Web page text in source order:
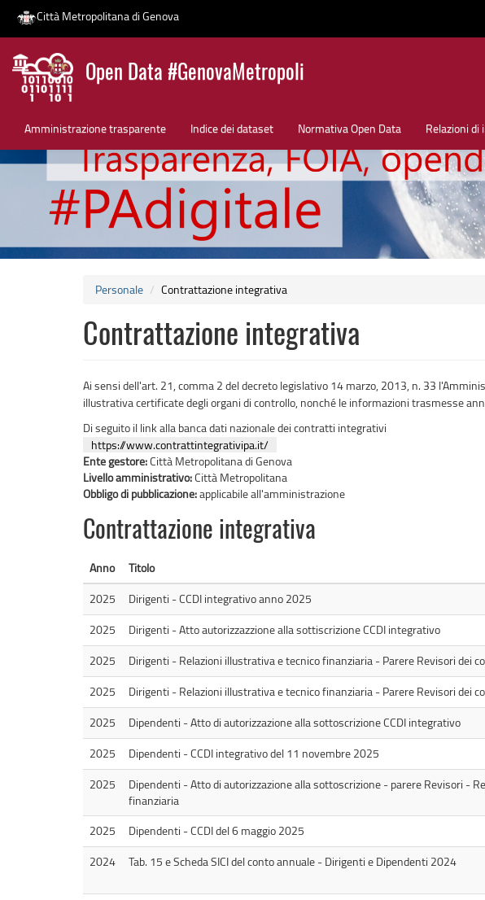
Salta
contenuto
Città Metropolitana di Genova
Open Data #GenovaMetropoli
Amministrazione trasparente Indice dei dataset Normativa Open Data Relazioni di
News
Personale Contrattazione integrativa
Contrattazione integrativa
Ai sensi dell'art. 21, comma 2 del decreto legislativo 14 marzo, 2013, n. 33
illustrativa certificate degli organi di controllo, nonché le informazioni trasmesse
Di seguito il link alla banca dati nazionale dei contratti integrativi
https://www.contrattintegrativipa.it/
Ente gestore:Città Metropolitana di Genova
Livello amministrativo:Città Metropolitana
Obbligo di pubblicazione:applicabile all'amministrazione
Contrattazione integrativa
Anno Titolo
2025
Dirigenti - CCDI integrativo anno 2025
2025
Dirigenti - Atto autorizzazzione alla sottiscrizione CCDI integrativo
2025
Dirigenti - Relazioni illustrativa e tecnico finanziaria - Parere Revisori dei
2025
Dirigenti - Relazioni illustrativa e tecnico finanziaria - Parere Revisori dei
2025
Dipendenti - Atto di autorizzazione alla sottoscrizione CCDI integrativo
2025
Dipendenti - CCDI integrativo del 11 novembre 2025
2025
Dipendenti - Atto di autorizzazione alla sottoscrizione - parere Revisori -
finanziaria
2025 Dipendenti - CCDI del 6 maggio 2025
2024
Tab. 15 e Scheda SICI del conto annuale - Dirigenti e Dipendenti 2024